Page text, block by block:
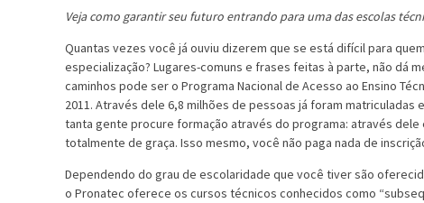
Veja como garantir seu futuro entrando para uma das escolas
Quantas vezes você já ouviu dizerem que se está difícil para
especialização? Lugares-comuns e frases feitas à parte, não dá
caminhos pode ser o Programa Nacional de Acesso ao Ensino
2011. Através dele 6,8 milhões de pessoas já foram
tanta gente procure formação através do programa: através
totalmente de graça. Isso mesmo, você não paga nada de
Dependendo do grau de escolaridade que você tiver são
o Pronatec oferece os cursos técnicos conhecidos como